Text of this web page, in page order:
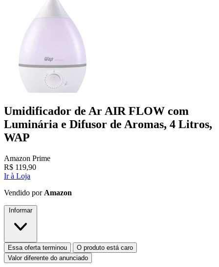
Umidificador de Ar AIR FLOW com
Luminária e Difusor de Aromas, 4 Litros,
WAP
Amazon Prime
R$ 119,90
Ir à Loja
Vendido por Amazon
Informar
Essa oferta terminou
O produto está caro
Valor diferente do anunciado